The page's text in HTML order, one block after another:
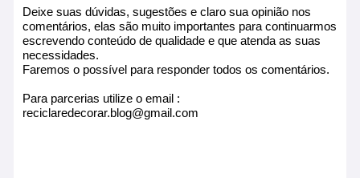
Deixe suas dúvidas, sugestões e claro sua opinião nos
comentários, elas são muito importantes para continuarmos
escrevendo conteúdo de qualidade e que atenda as suas
necessidades.
Faremos o possível para responder todos os comentários.
Para parcerias utilize o email :
reciclaredecorar.blog@gmail.com